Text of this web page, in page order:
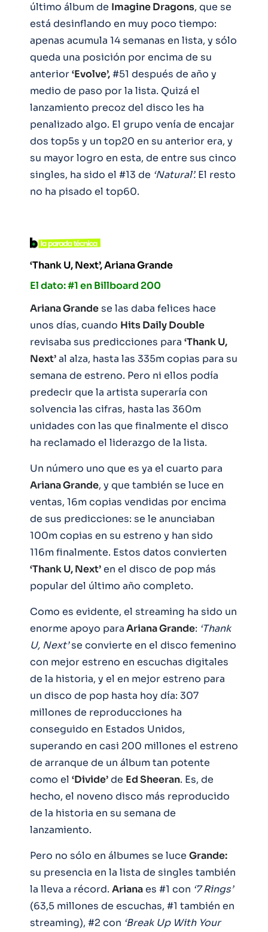
último álbum de Imagine Dragons, que se
está desinflando en muy poco tiempo:
apenas acumula 14 semanas en lista, y sólo
queda una posición por encima de su
anterior‘Evolve’,#51 después de año y
medio de paso por la lista. Quizá el
lanzamiento precoz del disco les ha
penalizado algo. El grupo venía de encajar
dos top5s y un top20 en su anterior era, y
su mayor logro en esta, de entre sus cinco
singles, ha sido el #13 de ‘Natural’. El resto
no ha pisado el top60.
‘Thank U, Next’, Ariana Grande
El dato: #1 en Billboard 200
Ariana Grandese las daba felices hace
unos días, cuando Hits Daily Double
revisaba sus predicciones para ‘Thank U,
Next’al alza, hasta las 335m copias para su
semana de estreno. Pero ni ellos podía
predecir que la artista superaría con
solvencia las cifras, hasta las 360m
unidades con las que finalmente el disco
ha reclamado el liderazgo de la lista.
Un número uno que es ya el cuarto para
Ariana Grande, y que también se luce en
ventas, 16m copias vendidas por encima
de sus predicciones: se le anunciaban
100m copias en su estreno y han sido
116m finalmente. Estos datos convierten
‘Thank U, Next’en el disco de pop más
popular del último año completo.
Como es evidente, el streaming ha sido un
enorme apoyo paraAriana Grande: ‘Thank
U, Next’se convierte en el disco femenino
con mejor estreno en escuchas digitales
de la historia, y el en mejor estreno para
un disco de pop hasta hoy día: 307
millones de reproducciones ha
conseguido en Estados Unidos,
superando en casi 200 millones el estreno
de arranque de un álbum tan potente
como el ‘Divide’de Ed Sheeran. Es, de
hecho, el noveno disco más reproducido
de la historia en su semana de
lanzamiento.
Pero no sólo en álbumes se luce Grande:
su presencia en la lista de singles también
la lleva a récord. Arianaes #1 con ‘7 Rings’
(63,5 millones de escuchas, #1 también en
streaming), #2 con ‘Break Up With Your